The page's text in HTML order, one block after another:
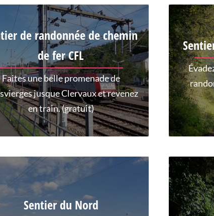
de randonnée de chemin
de fer CFL
Faites une belle promenade de
jusque Clervaux et revenez
en train. (gratuit)
Sentier du Nord